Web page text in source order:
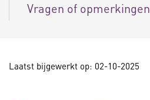
Vragen of opmerkingen
Laatst bijgewerkt op: 02-10-2025